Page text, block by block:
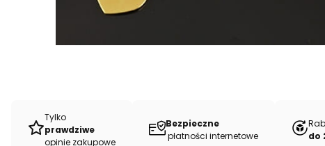
Tylko
prawdziwe
opinie zakupowe
Bezpieczne
płatności internetowe
do